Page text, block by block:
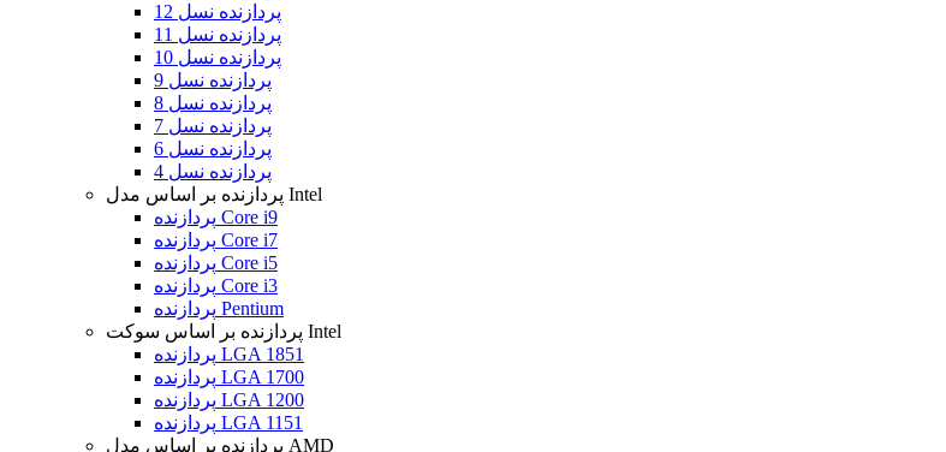
پردازنده نسل 12
پردازنده نسل 11
پردازنده نسل 10
پردازنده نسل 9
پردازنده نسل 8
پردازنده نسل 7
پردازنده نسل 6
پردازنده نسل 4
پردازنده بر اساس مدل Intel
پردازنده Core i9
پردازنده Core i7
پردازنده Core i5
پردازنده Core i3
پردازنده Pentium
پردازنده بر اساس سوکت Intel
پردازنده LGA 1851
پردازنده LGA 1700
پردازنده LGA 1200
پردازنده LGA 1151
پردازنده بر اساس مدل AMD